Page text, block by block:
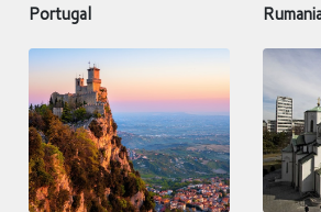
Portugal